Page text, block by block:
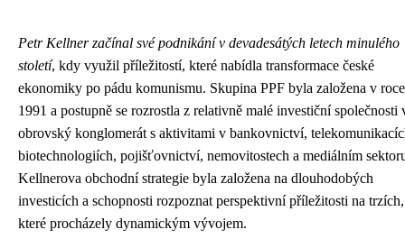
Petr Kellner začínal své podnikání v devadesátých letech minulého
století, kdy využil příležitostí, které nabídla transformace české
ekonomiky po pádu komunismu. Skupina PPF byla založena v roce
1991 a postupně se rozrostla z relativně malé investiční společnosti
obrovský konglomerát s aktivitami v bankovnictví,
biotechnologiích, pojišťovnictví, nemovitostech a mediálním
Kellnerova obchodní strategie byla založena na dlouhodobých
investicích a schopnosti rozpoznat perspektivní příležitosti na trzích,
které procházely dynamickým vývojem.